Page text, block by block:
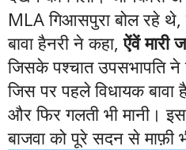
MLA गिआसपुरा बोल रहे
बावा हैनरी ने कहा,ऐंवें मारी
जिसके पश्चात उपसभापति ने
जिस पर पहले विधायक बावा
और फिर गलती भी मानी।
बाजवा को पूरे सदन से माफ़ी